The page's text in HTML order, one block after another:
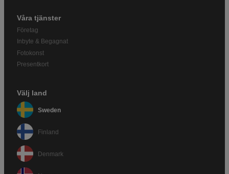
Våra tjänster
Företag
Inbyte & Begagnat
Fotokonst
Presentkort
Välj land
Sweden
Finland
Denmark